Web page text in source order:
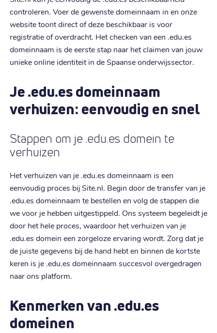
controleren. Voer de gewenste domeinnaam in en onze
website toont direct of deze beschikbaar is voor
registratie of overdracht. Het checken van een .edu.es
domeinnaam is de eerste stap naar het claimen van jouw
unieke online identiteit in de Spaanse onderwijssector.
Je .edu.es domeinnaam
verhuizen: eenvoudig en snel
Stappen om je .edu.es domein te
verhuizen
Het verhuizen van je .edu.es domeinnaam is een
eenvoudig proces bij Site.nl. Begin door de transfer van je
.edu.es domeinnaam te bestellen en volg de stappen die
we voor je hebben uitgestippeld. Ons systeem begeleidt je
door het hele proces, waardoor het verhuizen van je
.edu.es domein een zorgeloze ervaring wordt. Zorg dat je
de juiste gegevens bij de hand hebt en binnen de kortste
keren is je .edu.es domeinnaam succesvol overgedragen
naar ons platform.
Kenmerken van .edu.es
domeinen